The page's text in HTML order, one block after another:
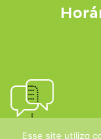
Esse site utiliza